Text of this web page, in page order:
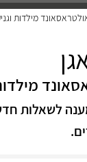
מילדות
לשאלות